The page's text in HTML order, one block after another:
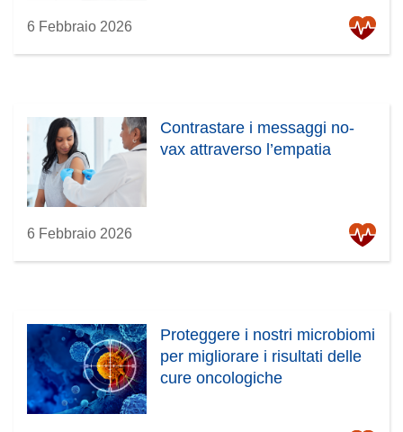
6 Febbraio 2026
Contrastare i messaggi no-
vax attraverso l’empatia
6 Febbraio 2026
Proteggere i nostri microbiomi
per migliorare i risultati delle
cure oncologiche